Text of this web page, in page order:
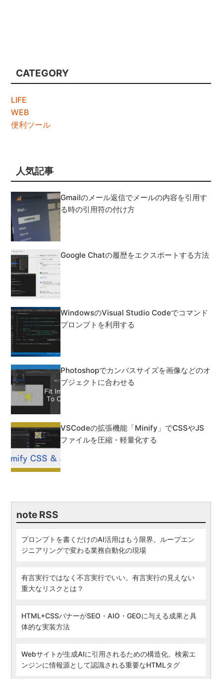
CATEGORY
LIFE
WEB
便利ツール
人気記事
Gmailのメール返信でメールの内容を引用す
る時の引用符の付け方
Google Chatの履歴をエクスポートする方法
WindowsのVisual Studio Codeでコマンド
プロンプトを利用する
Photoshopでカンバスサイズを画像などのオ
ブジェクトに合わせる
VSCodeの拡張機能「Minify」でCSSやJS
ファイルを圧縮・軽量化する
note RSS
プロンプトを書くだけのAI活用はもう限界。ループエン
ジニアリングで変わる業務自動化の現場
有言実行ではなく不言実行でいい。有言実行の見えない
重大なリスクとは？
HTML+CSSバナーがSEO・AIO・GEOに与える成果と具
体的な実装方法
Webサイトが生成AIに引用されるための構造化。検索エ
ンジンに情報源として認識される重要なHTMLタグ